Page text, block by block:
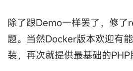
除了跟Demo一样罢了，修了
题。当然Docker版本欢迎有
装，再次就提供最基础的PHP